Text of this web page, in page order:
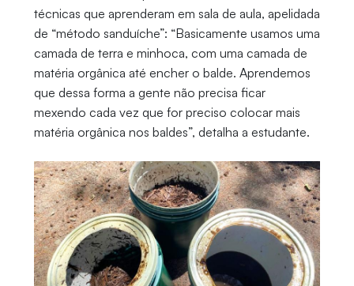
técnicas que aprenderam em sala de aula, apelidada
de “método sanduíche”: “Basicamente usamos uma
camada de terra e minhoca, com uma camada de
matéria orgânica até encher o balde. Aprendemos
que dessa forma a gente não precisa ficar
mexendo cada vez que for preciso colocar mais
matéria orgânica nos baldes”, detalha a estudante.